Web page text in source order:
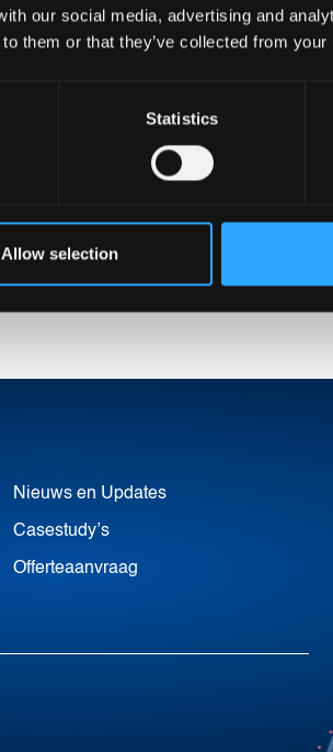
our social media, advertising and
them or that they’ve collected from
Statistics
Allow selection
Nieuws en Updates
Casestudy’s
Offerteaanvraag